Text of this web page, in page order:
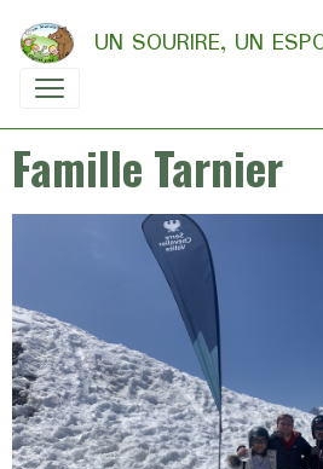
UN SOURIRE, UN
Famille Tarnier